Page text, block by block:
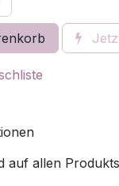
auf allen